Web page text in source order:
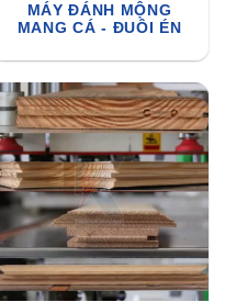
MÁY ĐÁNH MỘNG
MANG CÁ - ĐUÔI ÉN